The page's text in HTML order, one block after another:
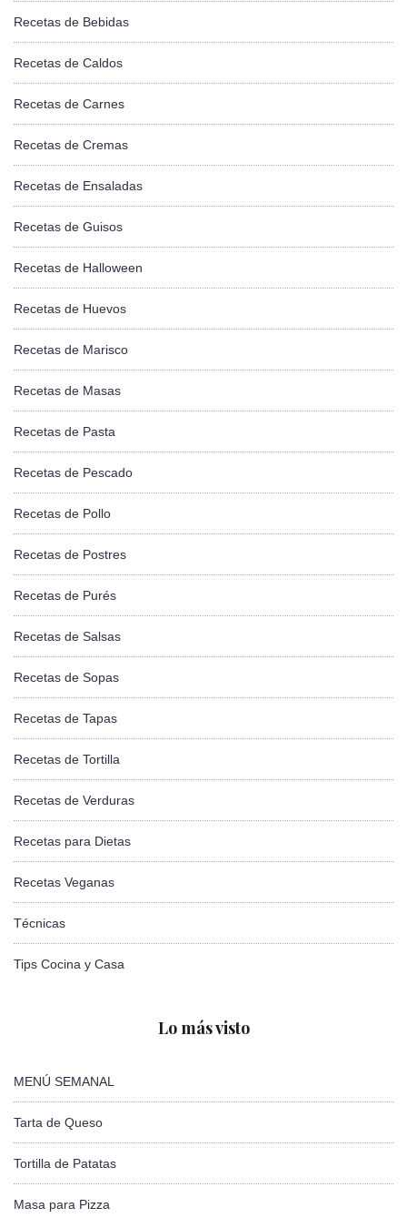
Recetas de Bebidas
Recetas de Caldos
Recetas de Carnes
Recetas de Cremas
Recetas de Ensaladas
Recetas de Guisos
Recetas de Halloween
Recetas de Huevos
Recetas de Marisco
Recetas de Masas
Recetas de Pasta
Recetas de Pescado
Recetas de Pollo
Recetas de Postres
Recetas de Purés
Recetas de Salsas
Recetas de Sopas
Recetas de Tapas
Recetas de Tortilla
Recetas de Verduras
Recetas para Dietas
Recetas Veganas
Técnicas
Tips Cocina y Casa
Lo más visto
MENÚ SEMANAL
Tarta de Queso
Tortilla de Patatas
Masa para Pizza